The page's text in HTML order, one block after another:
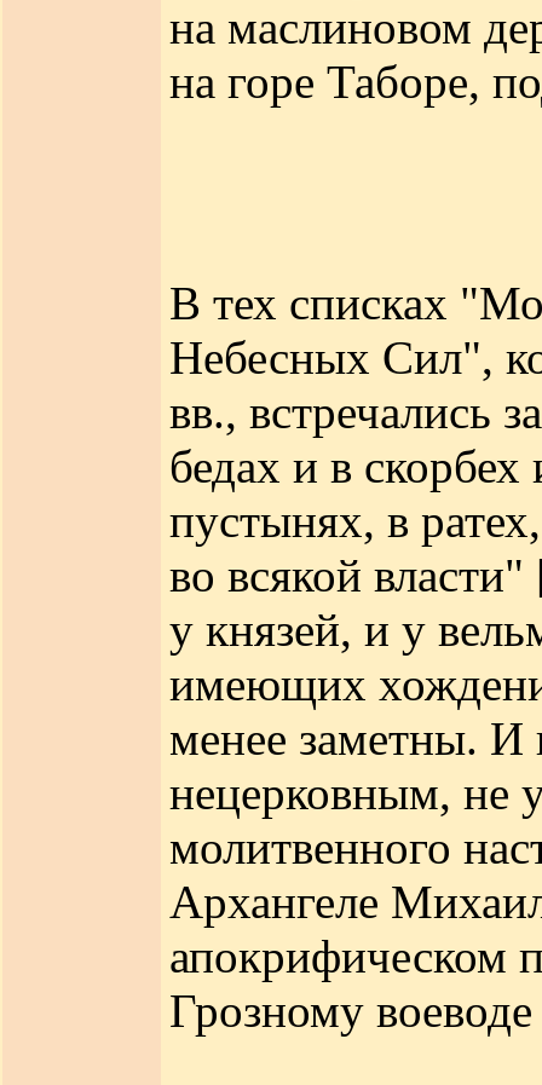
на маслиновом
на горе Таборе,
В тех списках
Небесных Сил",
вв., встречались
бедах и в
пустынях, в
во всякой
у князей, и у
имеющих
менее заметны. И
нецерковным, не
молитвенного
Архангеле
апокрифическом
Грозному